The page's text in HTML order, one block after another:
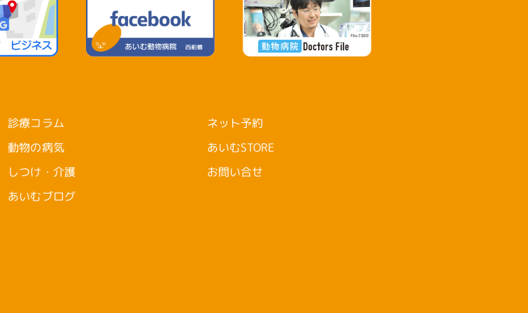
診療コラム
動物の病気
しつけ・介護
あいむブログ
ネット予約
あいむSTORE
お問い合せ